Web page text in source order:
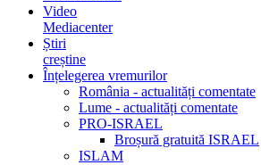
Video
Mediacenter
Știri
creștine
Înțelegerea vremurilor
România - actualități comentate
Lume - actualități comentate
PRO-ISRAEL
Broșură gratuită ISRAEL
ISLAM